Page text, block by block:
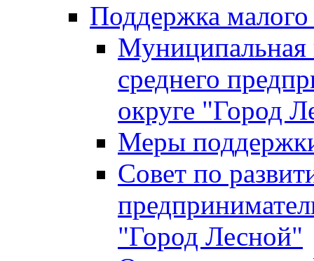
Поддержка малого
Муниципальная
среднего
округе "Город
Меры
Совет по
"Город Лесной"